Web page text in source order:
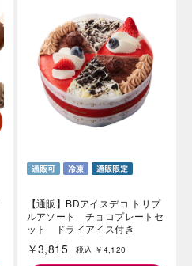
【通販】BDアイスデコ トリプ
ルアソート チョコプレートセ
ット ドライアイス付き
￥3,815 税込 ￥4,120
海外 Overseas shops
Indonesia
Singapore
Malaysia
Hong Kong
Thailand
Vietnam